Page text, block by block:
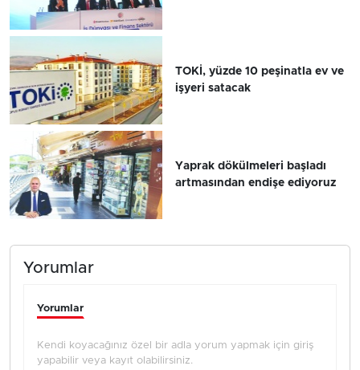
TOKİ, yüzde 10 peşinatla ev ve
işyeri satacak
Yaprak dökülmeleri başladı
artmasından endişe ediyoruz
Yorumlar
Yorumlar
Kendi koyacağınız özel bir adla yorum yapmak için giriş
yapabilir veya kayıt olabilirsiniz.